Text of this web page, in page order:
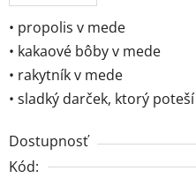
• propolis v mede
• kakaové bôby v mede
• rakytník v mede
• sladký darček, ktorý poteší
Dostupnosť
Kód: